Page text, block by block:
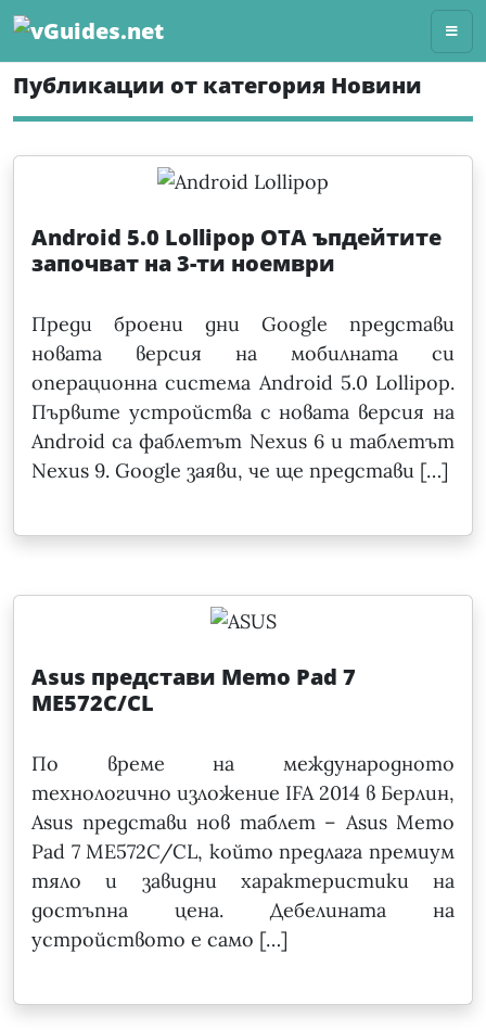
Skip
content
Публикации от категория Новини
Android 5.0 Lollipop OTA ъпдейтите
започват на 3-ти ноември
Преди броени дни Google представи
новата версия на мобилната си
операционна система Android 5.0 Lollipop.
Първите устройства с новата версия на
Android са фаблетът Nexus 6 и таблетът
Nexus 9. Google заяви, че ще представи […]
Asus представи Memo Pad 7
ME572C/CL
По време на международното
технологично изложение IFA 2014 в Берлин,
Asus представи нов таблет – Asus Memo
Pad 7 ME572C/CL, който предлага премиум
тяло и завидни характеристики на
достъпна цена. Дебелината на
устройството е само […]